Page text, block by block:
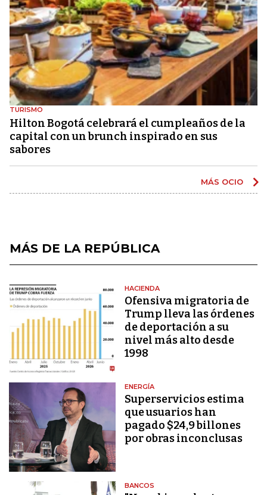
TURISMO
Hilton Bogotá celebrará el cumpleaños de la
capital con un brunch inspirado en sus
sabores
MÁS OCIO
MÁS DE LA REPÚBLICA
HACIENDA
Ofensiva migratoria de
Trump lleva las órdenes
de deportación a su
nivel más alto desde
1998
ENERGÍA
Superservicios estima
que usuarios han
pagado $24,9 billones
por obras inconclusas
BANCOS